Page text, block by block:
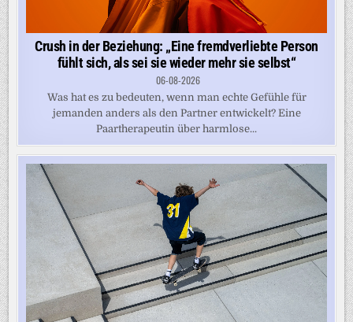
Crush in der Beziehung: „Eine fremdverliebte Person
fühlt sich, als sei sie wieder mehr sie selbst“
06-08-2026
Was hat es zu bedeuten, wenn man echte Gefühle für
jemanden anders als den Partner entwickelt? Eine
Paartherapeutin über harmlose...